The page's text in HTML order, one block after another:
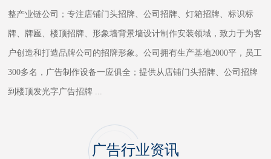
整产业链公司；专注店铺门头招牌、公司招牌、灯箱招牌、标识标
牌、牌匾、楼顶招牌、形象墙背景墙设计制作安装领域，致力于为客
户创造和打造品牌公司的招牌形象。公司拥有生产基地2000平，员工
300多名，广告制作设备一应俱全；提供从店铺门头招牌、公司招牌
到楼顶发光字广告招牌
广告行业资讯